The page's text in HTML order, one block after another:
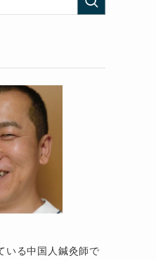
いる中国人鍼灸師で